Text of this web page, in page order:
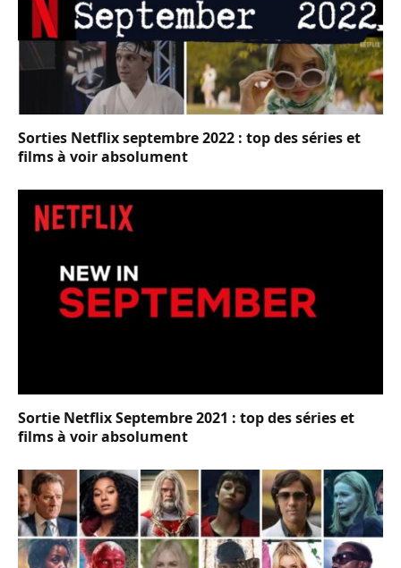
Sorties Netflix septembre 2022 : top des séries et
films à voir absolument
Sortie Netflix Septembre 2021 : top des séries et
films à voir absolument